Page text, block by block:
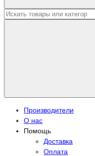
Производители
О нас
Помощь
Доставка
Оплата